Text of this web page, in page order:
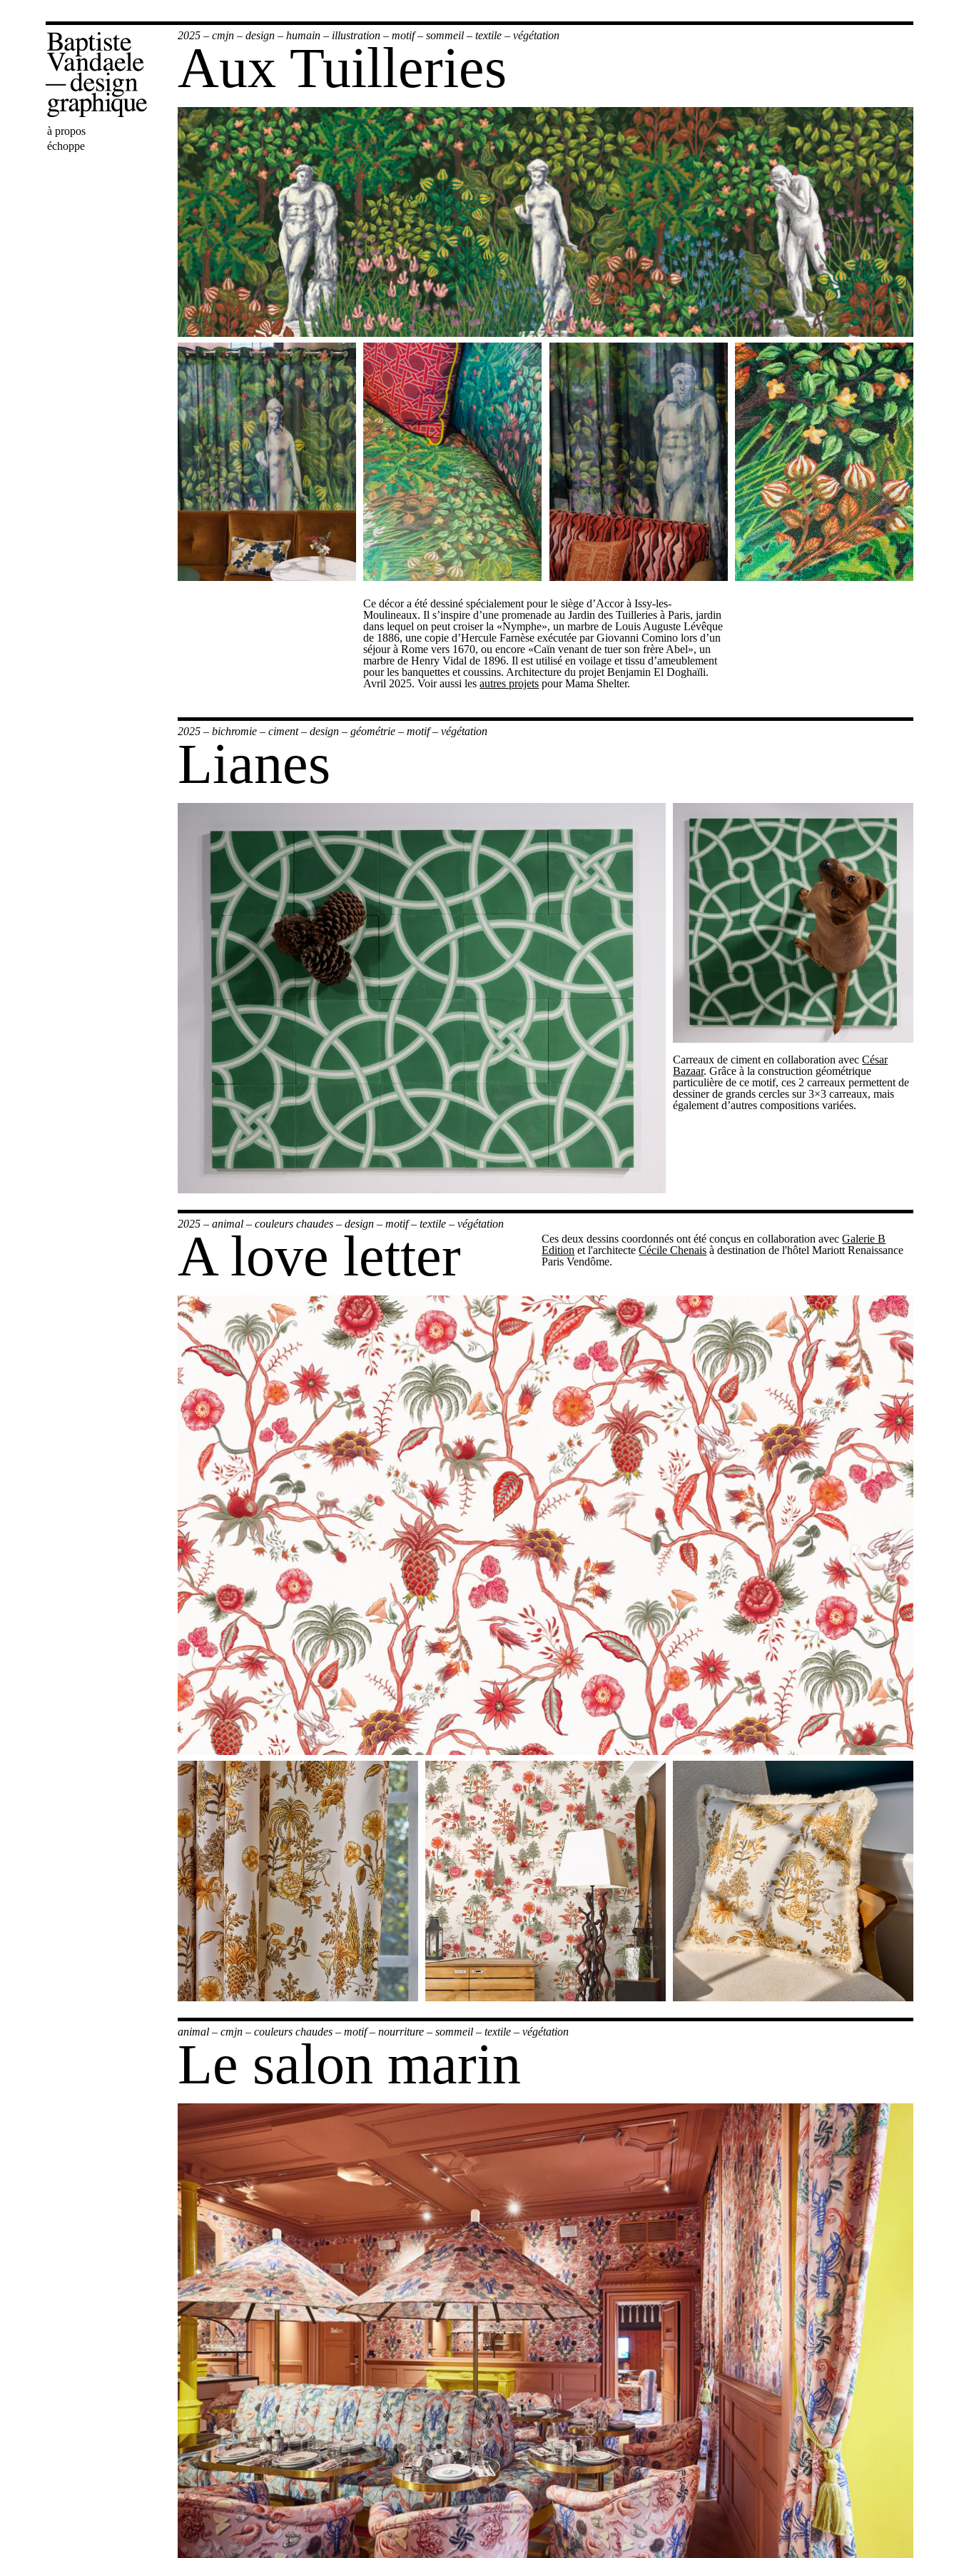
Baptiste
Bienvenue
à propos
échoppe
2025 – cmjn – design – humain – illustration – motif– sommeil – textile – végétation
Aux Tuilleries
Ce décor a été dessiné spécialement pour le siège d’Accor à Issy-les-
Moulineaux. Il s’inspire d’une promenade au Jardin des Tuilleries à Paris, jardin
dans lequel on peut croiser la «Nymphe», un marbre de Louis Auguste Lévêque
de 1886, une copie d’Hercule Farnèse exécutée par Giovanni Comino lors d’un
séjour à Rome vers 1670, ou encore «Caïn venant de tuer son frère Abel», un
marbre de Henry Vidal de 1896. Il est utilisé en voilage et tissu d’ameublement
pour les banquettes et coussins. Architecture du projet Benjamin El Doghaïli.
Avril 2025. Voir aussi lesautres projets pour Mama Shelter.
2025 – bichromie – ciment– design – géométrie – motif– végétation
Lianes
Carreaux de ciment en collaboration avecCésar
Bazaar. Grâce à la construction géométrique
particulière de ce motif, ces 2 carreaux permettent de
dessiner de grands cercles sur 3×3 carreaux, mais
également d’autres compositions variées.
2025 – animal – couleurs chaudes – design – motif– textile – végétation
A love letter Ces deux dessins coordonnés ont été conçus en collaboration avecGalerie B
Edition et l'architecteCécile Chenais à destination de l'hôtel Mariott Renaissance
Paris Vendôme.
animal – cmjn – couleurs chaudes – motif– nourriture – sommeil – textile – végétation
Le salon marin